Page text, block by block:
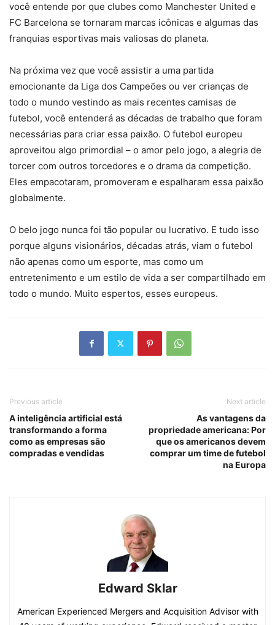
você entende por que clubes como Manchester United e
FC Barcelona se tornaram marcas icônicas e algumas das
franquias esportivas mais valiosas do planeta.
Na próxima vez que você assistir a uma partida
emocionante da Liga dos Campeões ou ver crianças de
todo o mundo vestindo as mais recentes camisas de
futebol, você entenderá as décadas de trabalho que foram
necessárias para criar essa paixão. O futebol europeu
aproveitou algo primordial – o amor pelo jogo, a alegria de
torcer com outros torcedores e o drama da competição.
Eles empacotaram, promoveram e espalharam essa paixão
globalmente.
O belo jogo nunca foi tão popular ou lucrativo. E tudo isso
porque alguns visionários, décadas atrás, viam o futebol
não apenas como um esporte, mas como um
entretenimento e um estilo de vida a ser compartilhado em
todo o mundo. Muito espertos, esses europeus.
Previous article
A inteligência artificial está
transformando a forma
como as empresas são
compradas e vendidas
Next article
As vantagens da
propriedade americana: Por
que os americanos devem
comprar um time de futebol
na Europa
Edward Sklar
American Experienced Mergers and Acquisition Advisor with